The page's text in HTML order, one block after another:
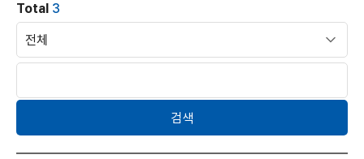
Total 3
게
시
물
선
검
어